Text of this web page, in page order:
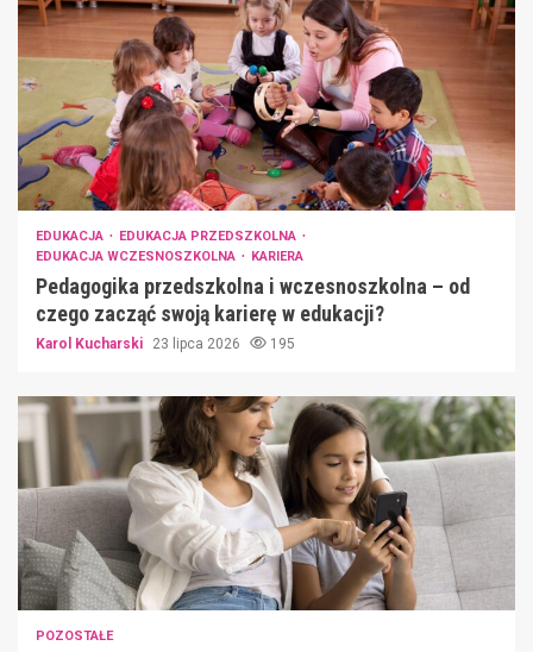
EDUKACJA
EDUKACJA PRZEDSZKOLNA
EDUKACJA WCZESNOSZKOLNA
KARIERA
Pedagogika przedszkolna i wczesnoszkolna – od
czego zacząć swoją karierę w edukacji?
Karol Kucharski 23 lipca 2026 195
POZOSTAŁE